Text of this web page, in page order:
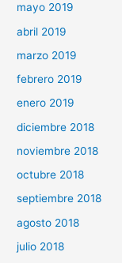
mayo 2019
abril 2019
marzo 2019
febrero 2019
enero 2019
diciembre 2018
noviembre 2018
octubre 2018
septiembre 2018
agosto 2018
julio 2018